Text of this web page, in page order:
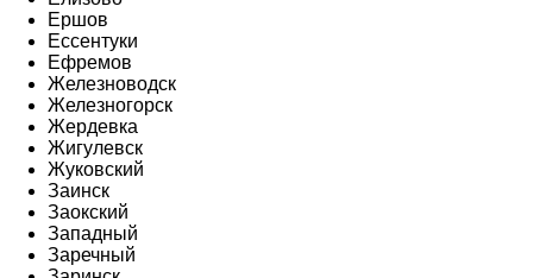
Ершов
Ессентуки
Ефремов
Железноводск
Железногорск
Жердевка
Жигулевск
Жуковский
Заинск
Заокский
Западный
Заречный